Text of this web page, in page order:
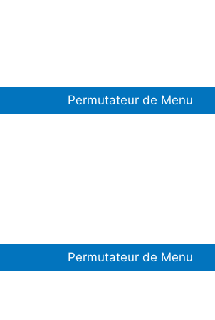
Permutateur de Menu
Permutateur de Menu